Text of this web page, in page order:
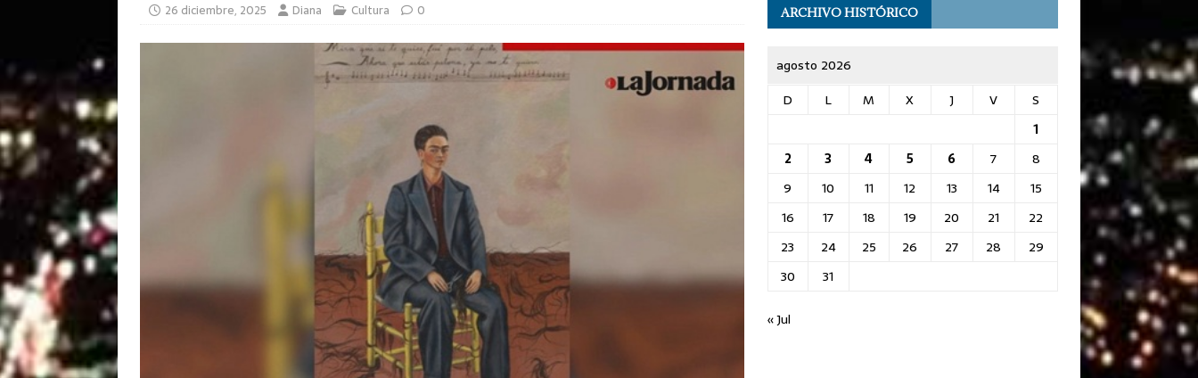
26 diciembre, 2025 Diana Cultura 0 ARCHIVO HISTÓRICO
agosto 2026
D
L M X J V
S
1
2
3 4 5 6 7
8
9
10 11 12 13 14
15
16
17 18 19 20 21
22
23
24 25 26 27 28
29
30
31
« Jul